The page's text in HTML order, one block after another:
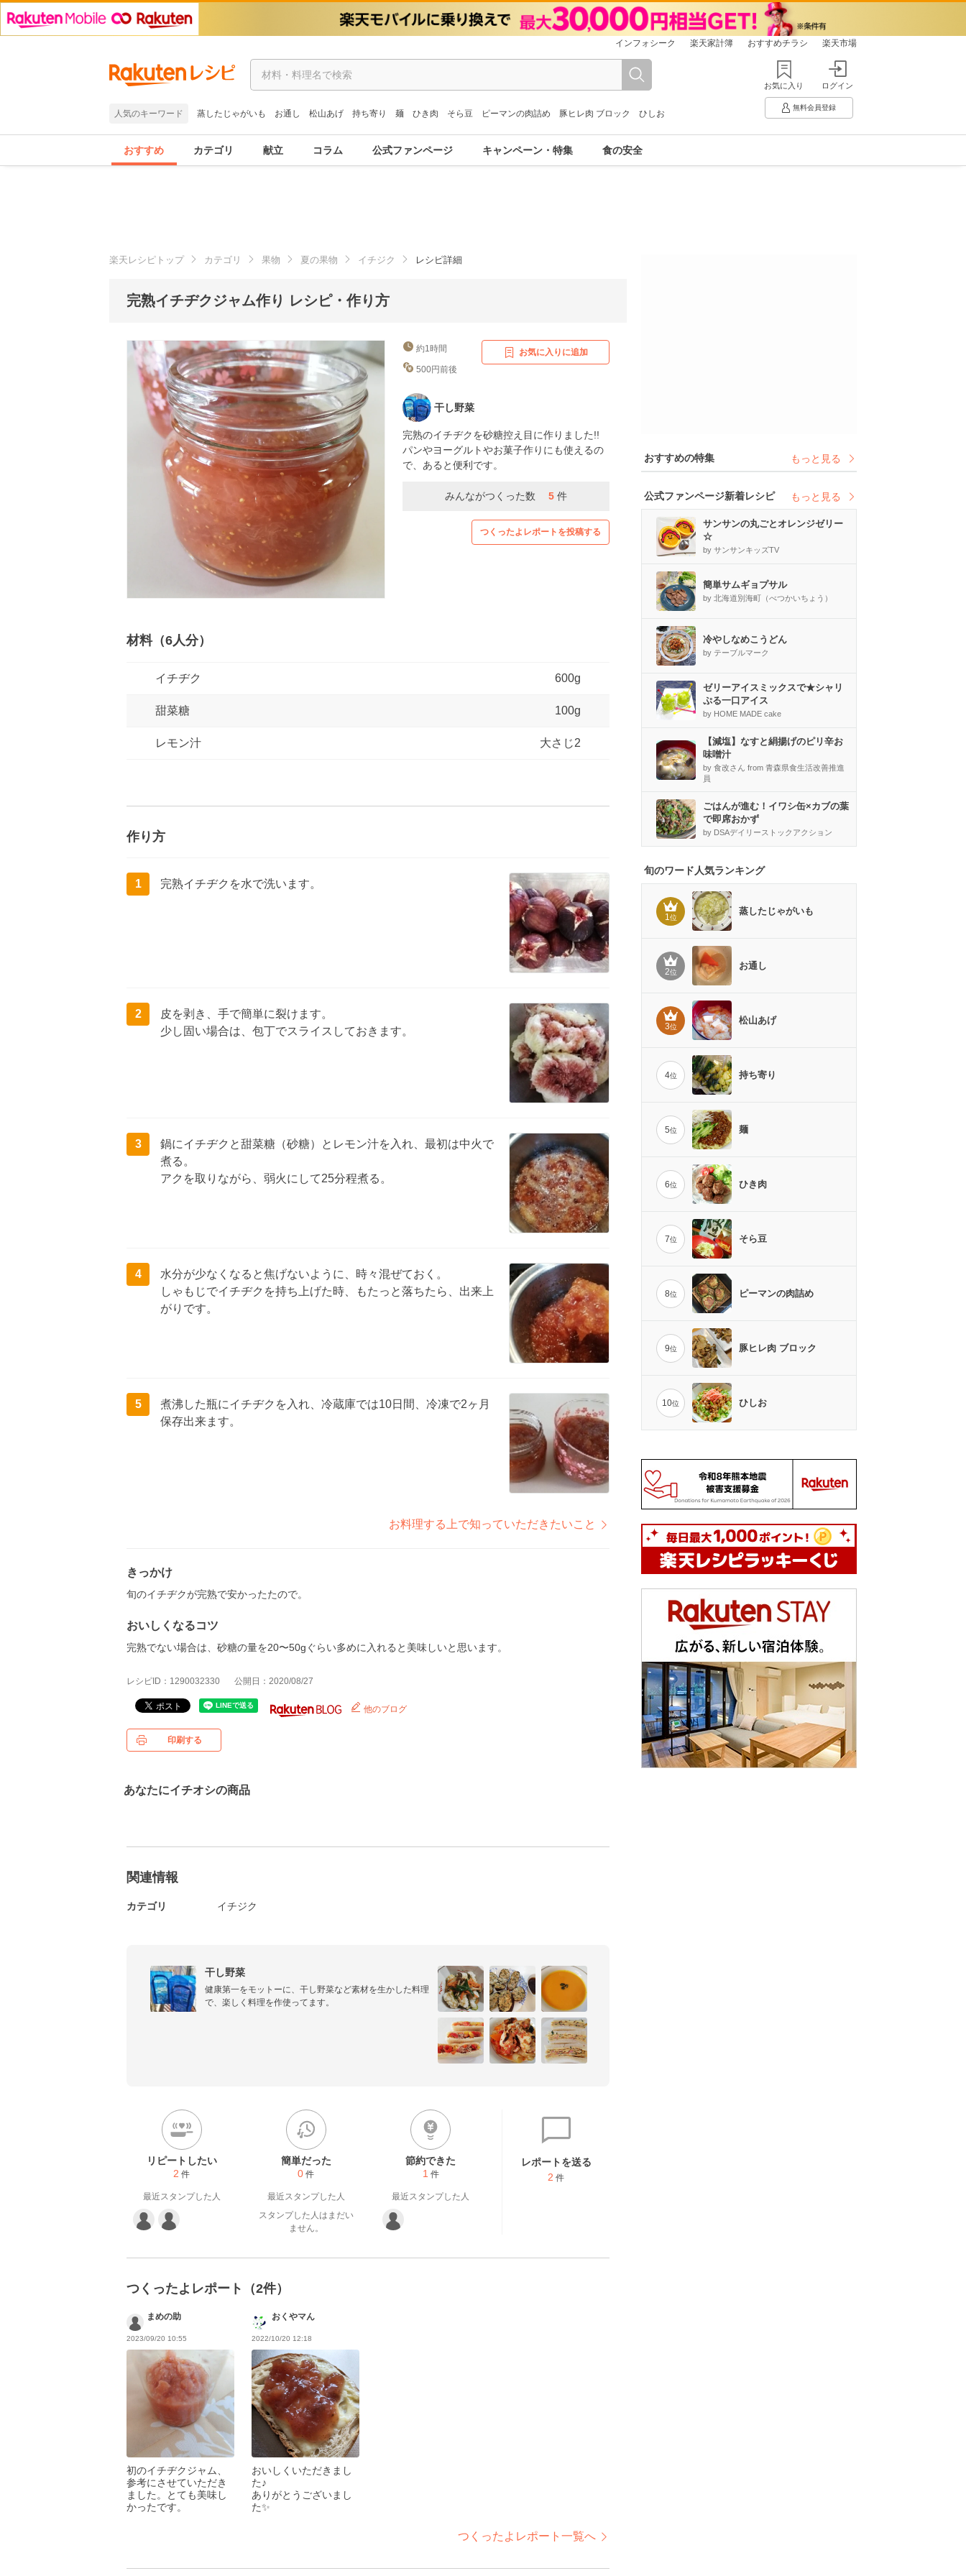
インフォシーク 楽天家計簿 おすすめチラシ 楽天市場
人気のキーワード 蒸したじゃがいも お通し 松山あげ 持ち寄り 麺 ひき肉 そら豆 ピーマンの肉詰め 豚ヒレ肉 ブロック ひしお
お気に入り ログイン
無料会員登録
おすすめ カテゴリ 献立 コラム 公式ファンページ キャンペーン・特集 食の安全
楽天レシピトップ カテゴリ 果物 夏の果物 イチジク レシピ詳細
完熟イチヂクジャム作り レシピ・作り方
約1時間
500円前後
お気に入りに追加
干し野菜
完熟のイチヂクを砂糖控え目に作りました!!
パンやヨーグルトやお菓子作りにも使えるの
で、あると便利です。
みんながつくった数 5 件
つくったよレポートを投稿する
材料（6人分）
イチヂク 600g
甜菜糖 100g
レモン汁 大さじ2
作り方
1 完熟イチヂクを水で洗います。
2
皮を剥き、手で簡単に裂けます。
少し固い場合は、包丁でスライスしておきます。
3
鍋にイチヂクと甜菜糖（砂糖）とレモン汁を入れ、最初は中火で
煮る。
アクを取りながら、弱火にして25分程煮る。
4
水分が少なくなると焦げないように、時々混ぜておく。
しゃもじでイチヂクを持ち上げた時、もたっと落ちたら、出来上
がりです。
5
煮沸した瓶にイチヂクを入れ、冷蔵庫では10日間、冷凍で2ヶ月
保存出来ます。
お料理する上で知っていただきたいこと
きっかけ
旬のイチヂクが完熟で安かったたので。
おいしくなるコツ
完熟でない場合は、砂糖の量を20〜50gぐらい多めに入れると美味しいと思います。
レシピID：1290032330 公開日：2020/08/27
他のブログ
印刷する
あなたにイチオシの商品
関連情報
カテゴリ イチジク
干し野菜
健康第一をモットーに、干し野菜など素材を生かした料理
で、楽しく料理を作使ってます。
リピートしたい
2 件
最近スタンプした人
簡単だった
0 件
最近スタンプした人
スタンプした人はまだい
ません。
節約できた
1 件
最近スタンプした人
レポートを送る
2 件
つくったよレポート（2件）
まめの助
2023/09/20 10:55
初のイチヂクジャム、
参考にさせていただき
ました。とても美味し
かったです。
おくやマん
2022/10/20 12:18
おいしくいただきまし
た♪
ありがとうございまし
た✨
つくったよレポート一覧へ
おすすめの特集 もっと見る
公式ファンページ新着レシピ もっと見る
サンサンの丸ごとオレンジゼリー
☆
by サンサンキッズTV
簡単サムギョプサル
by 北海道別海町（べつかいちょう）
冷やしなめこうどん
by テーブルマーク
ゼリーアイスミックスで★シャリ
ぷる一口アイス
by HOME MADE cake
【減塩】なすと絹揚げのピリ辛お
味噌汁
by 食改さん from 青森県食生活改善推進
員
ごはんが進む！イワシ缶×カブの葉
で即席おかず
by DSAデイリーストックアクション
旬のワード人気ランキング
1位
蒸したじゃがいも
2位
お通し
3位
松山あげ
4位 持ち寄り
5位 麺
6位 ひき肉
7位 そら豆
8位 ピーマンの肉詰め
9位 豚ヒレ肉 ブロック
10位 ひしお